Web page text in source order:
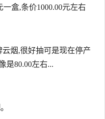
盒,条价1000.00元左右
烟,很好抽可是现在停产
是80.00左右...